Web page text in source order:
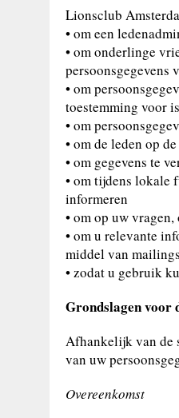
Lionsclub
• om een
• om onderlinge
persoonsgegevens
• om
toestemming voor
• om
• om de leden op
• om gegevens te
• om tijdens lokale
informeren
• om op uw
• om u relevante
middel van
• zodat u gebruik
Grondslagen voor
Afhankelijk van de
van uw
Overeenkomst